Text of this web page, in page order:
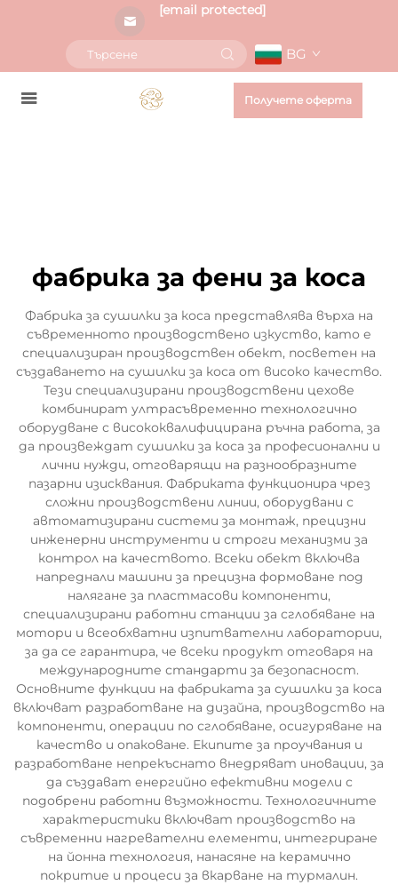
[email protected]
BG
Получете оферта
фабрика за фени за коса
Фабрика за сушилки за коса представлява върха на
съвременното производствено изкуство, като е
специализиран производствен обект, посветен на
създаването на сушилки за коса от високо качество.
Тези специализирани производствени цехове
комбинират ултрасъвременно технологично
оборудване с висококвалифицирана ръчна работа, за
да произвеждат сушилки за коса за професионални и
лични нужди, отговарящи на разнообразните
пазарни изисквания. Фабриката функционира чрез
сложни производствени линии, оборудвани с
автоматизирани системи за монтаж, прецизни
инженерни инструменти и строги механизми за
контрол на качеството. Всеки обект включва
напреднали машини за прецизна формоване под
налягане за пластмасови компоненти,
специализирани работни станции за сглобяване на
мотори и всеобхватни изпитвателни лаборатории,
за да се гарантира, че всеки продукт отговаря на
международните стандарти за безопасност.
Основните функции на фабриката за сушилки за коса
включват разработване на дизайна, производство на
компоненти, операции по сглобяване, осигуряване на
качество и опаковане. Екипите за проучвания и
разработване непрекъснато внедряват иновации, за
да създават енергийно ефективни модели с
подобрени работни възможности. Технологичните
характеристики включват производство на
съвременни нагревателни елементи, интегриране
на йонна технология, нанасяне на керамично
покритие и процеси за вкарване на турмалин.